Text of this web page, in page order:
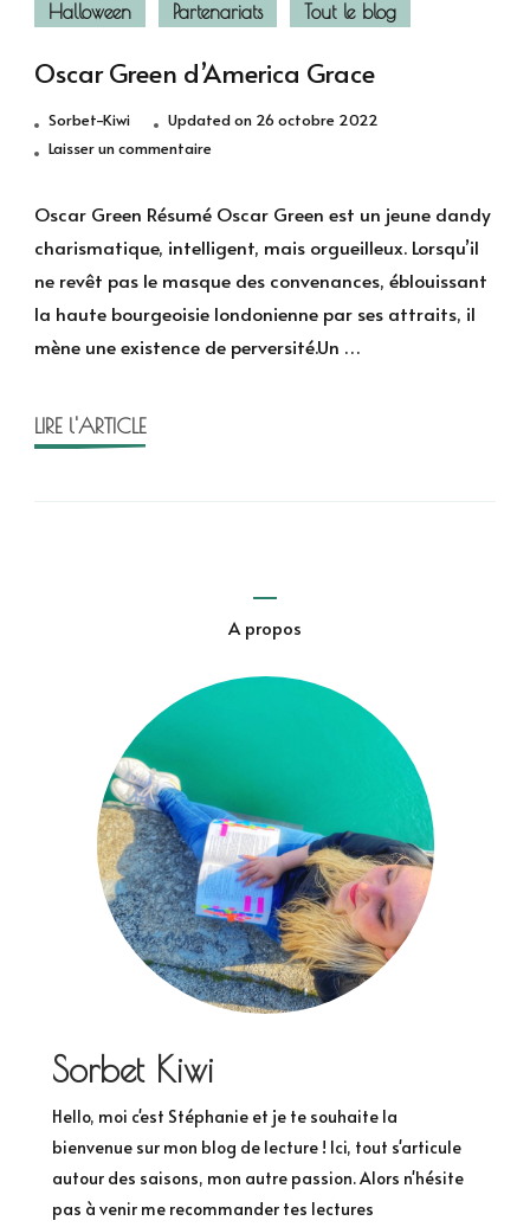
Halloween Partenariats Tout le blog
Oscar Green d’America Grace
Sorbet-Kiwi Updated on 26 octobre 2022
Laisser un commentairesur
Green
Grace
Oscar Green Résumé Oscar Green est un jeune dandy
charismatique, intelligent, mais orgueilleux. Lorsqu’il
ne revêt pas le masque des convenances, éblouissant
la haute bourgeoisie londonienne par ses attraits, il
mène une existence de perversité.Un …
LIRE l'ARTICLE
A propos
Sorbet Kiwi
Hello, moi c'est Stéphanie et je te souhaite la
bienvenue sur mon blog de lecture ! Ici, tout s'articule
autour des saisons, mon autre passion. Alors n'hésite
pas à venir me recommander tes lectures